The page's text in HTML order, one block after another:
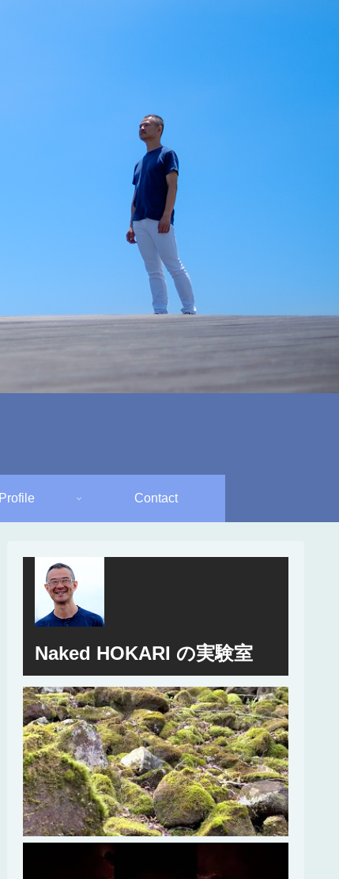
Profile Contact
Naked HOKARI の実験室